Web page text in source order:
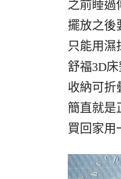
之前睡過
擺放之後
只能用濕
舒福3D
收納可折
簡直就是
買回家用